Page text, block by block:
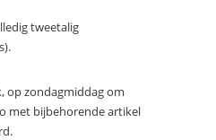
tweetalig
op zondagmiddag om
met bijbehorende artikel